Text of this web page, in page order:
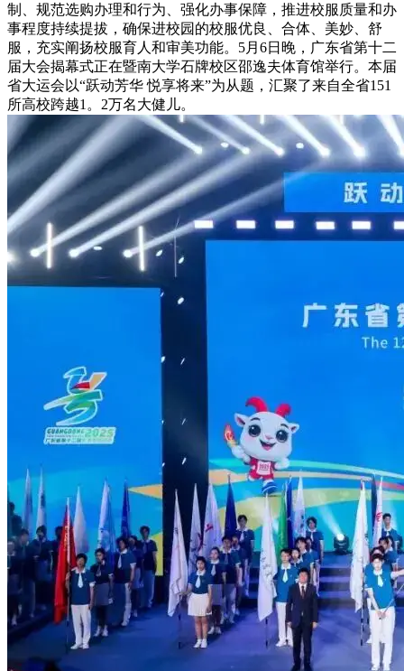
制、规范选购办理和行为、强化办事保障，推进校服质量和办
事程度持续提拔，确保进校园的校服优良、合体、美妙、舒
服，充实阐扬校服育人和审美功能。5月6日晚，广东省第十二
届大会揭幕式正在暨南大学石牌校区邵逸夫体育馆举行。本届
省大运会以“跃动芳华 悦享将来”为从题，汇聚了来自全省151
所高校跨越1。2万名大健儿。